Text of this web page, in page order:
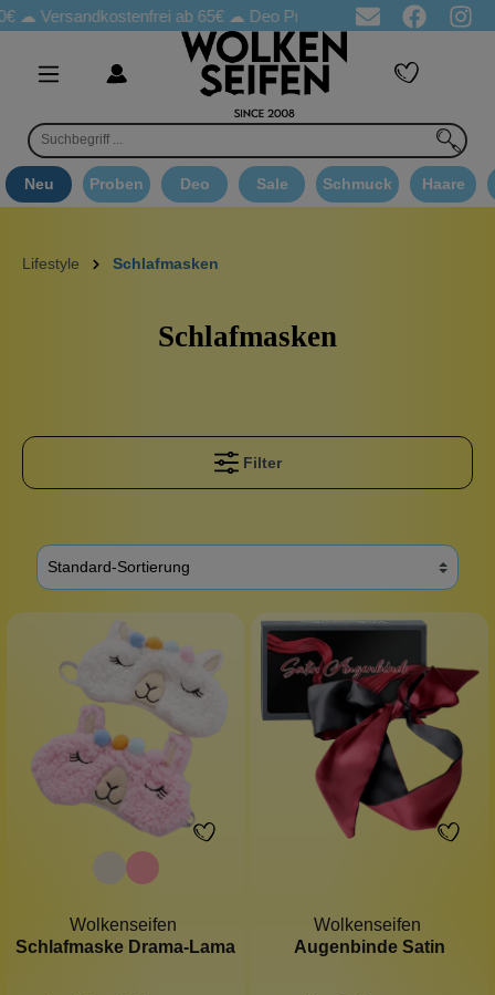
Versandkostenfrei ab 65€☁ Deo Proben in jeder Bestellung
Neu Proben Deo Sale Schmuck Haare
Lifestyle Schlafmasken
Schlafmasken
Filter
Wolkenseifen
Schlafmaske Drama-Lama
Wolkenseifen
Augenbinde Satin